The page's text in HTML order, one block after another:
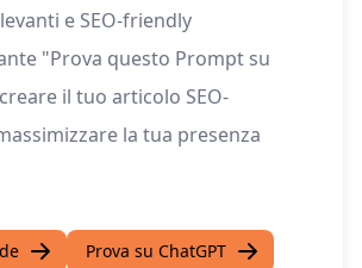
e SEO-friendly
"Prova questo Prompt su
il tuo articolo SEO-
la tua presenza
Prova su ChatGPT